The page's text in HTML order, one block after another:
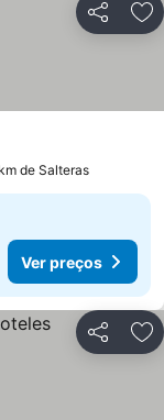
Partilhar
de Salteras
Ver preços
Partilhar